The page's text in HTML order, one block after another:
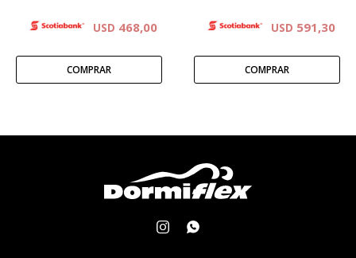
USD 468,00 USD 591,30
 